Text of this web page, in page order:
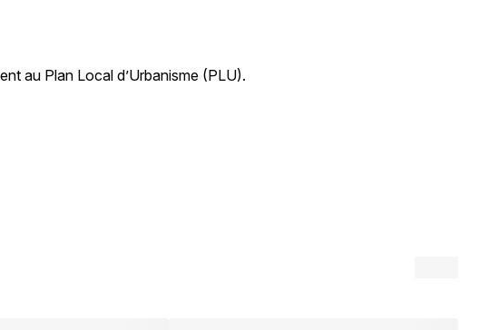
au Plan Local d’Urbanisme (PLU).